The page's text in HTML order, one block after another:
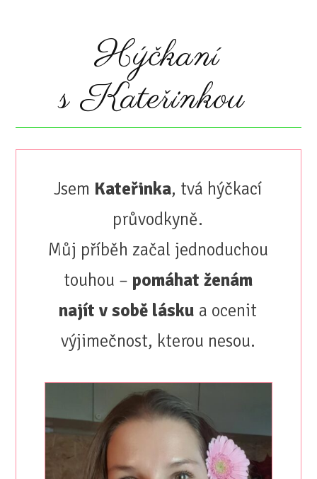
Hýčkaní
s Kateřinkou
Jsem Kateřinka, tvá hýčkací
průvodkyně.
Můj příběh začal jednoduchou
touhou – pomáhat ženám
najít v sobě lásku a ocenit
výjimečnost, kterou nesou.